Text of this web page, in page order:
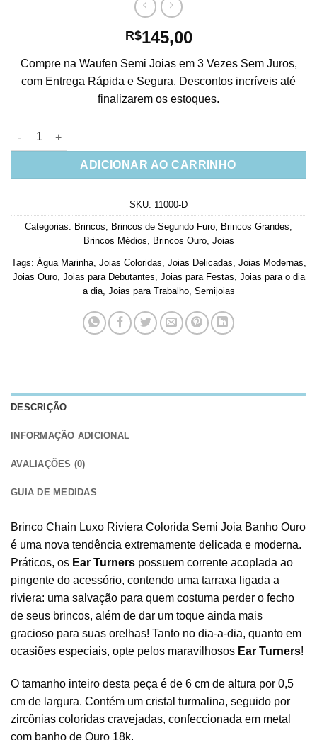
R$145,00
Compre na Waufen Semi Joias em 3 Vezes Sem Juros,
com Entrega Rápida e Segura. Descontos incríveis até
finalizarem os estoques.
Brinco Chain Luxo Riviera Colorida Semi Joia Banho Ouro
ADICIONAR AO CARRINHO
SKU: 11000-D
Categorias: Brincos, Brincos de Segundo Furo, Brincos Grandes,
Brincos Médios, Brincos Ouro, Joias
Tags: Água Marinha, Joias Coloridas, Joias Delicadas, Joias Modernas,
Joias Ouro, Joias para Debutantes, Joias para Festas, Joias para o dia
a dia, Joias para Trabalho, Semijoias
DESCRIÇÃO
INFORMAÇÃO ADICIONAL
AVALIAÇÕES (0)
GUIA DE MEDIDAS
Brinco Chain Luxo Riviera Colorida Semi Joia Banho Ouro
é uma nova tendência extremamente delicada e moderna.
Práticos, os Ear Turners possuem corrente acoplada ao
pingente do acessório, contendo uma tarraxa ligada a
riviera: uma salvação para quem costuma perder o fecho
de seus brincos, além de dar um toque ainda mais
gracioso para suas orelhas! Tanto no dia-a-dia, quanto em
ocasiões especiais, opte pelos maravilhosos Ear Turners!
O tamanho inteiro desta peça é de 6 cm de altura por 0,5
cm de largura. Contém um cristal turmalina, seguido por
zircônias coloridas cravejadas, confeccionada em metal
com banho de Ouro 18k.